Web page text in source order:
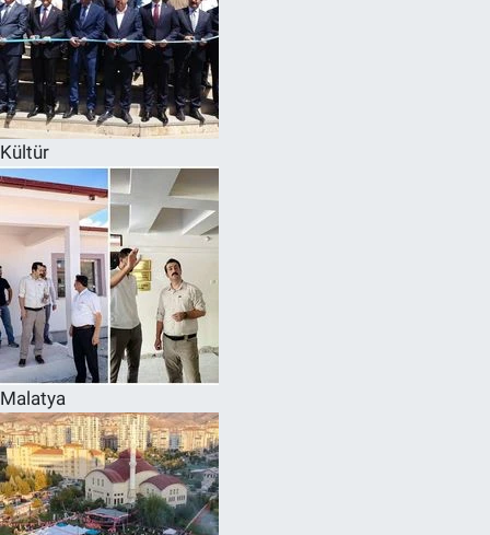
Kültür
Malatya